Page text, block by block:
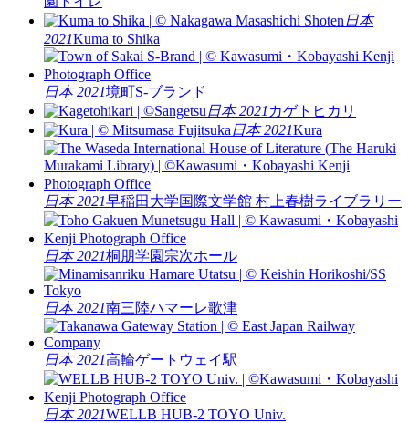
日本
2021Kuma to Shika
日本 2021境町S-ブランド
日本 2021 カゲトヒカリ
日本 2021Kura
日本 2021早稲田大学国際文学館 村上春樹ライブラリー
日本 2021桐朋学園宗次ホール
日本 2021南三陸ハマーレ歌津
日本 2021高輪ゲートウェイ駅
日本 2021WELLB HUB-2 TOYO Univ.